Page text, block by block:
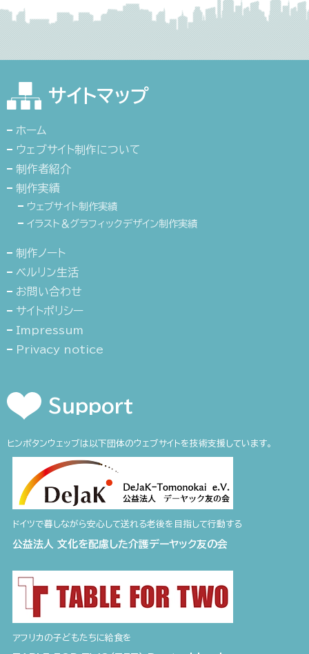
サイトマップ
ホーム
ウェブサイト制作について
制作者紹介
制作実績
ウェブサイト制作実績
イラスト＆グラフィックデザイン制作実績
制作ノート
ベルリン生活
お問い合わせ
サイトポリシー
Impressum
Privacy notice
Support
ヒンポタンウェッブは以下団体のウェブサイトを技術支援しています。
ドイツで暮しながら安心して送れる老後を目指して行動する
公益法人 文化を配慮した介護デーヤック友の会
アフリカの子どもたちに給食を